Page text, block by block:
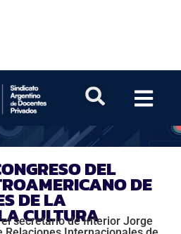
DEL
DE
DE LA
CULTURA
secretario de Interior Jorge